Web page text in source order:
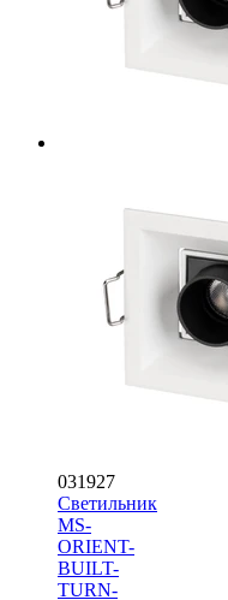
031927
Светильник
MS-
ORIENT-
BUILT-
TURN-